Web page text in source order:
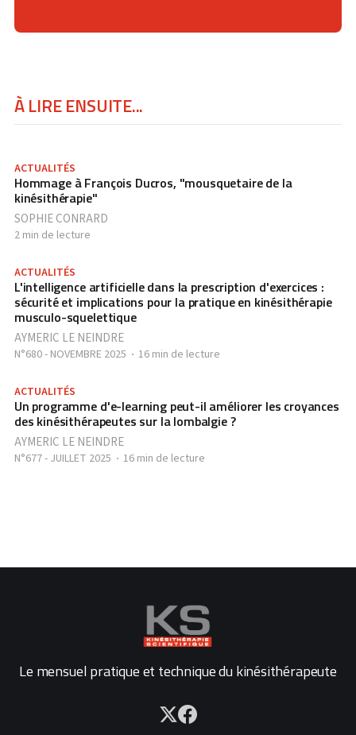
À LIRE ENSUITE...
ACTUALITÉS
Hommage à François Ducros, "mousquetaire de la
kinésithérapie"
SOPHIE CONRARD
2 min de lecture
ACTUALITÉS
L'intelligence artificielle dans la prescription d'exercices :
sécurité et implications pour la pratique en kinésithérapie
musculo-squelettique
AYMERIC LE NEINDRE
N°680 - NOVEMBRE 2025 16 min de lecture
ACTUALITÉS
Un programme d'e-learning peut-il améliorer les croyances
des kinésithérapeutes sur la lombalgie ?
AYMERIC LE NEINDRE
N°677 - JUILLET 2025 16 min de lecture
Le mensuel pratique et technique du kinésithérapeute